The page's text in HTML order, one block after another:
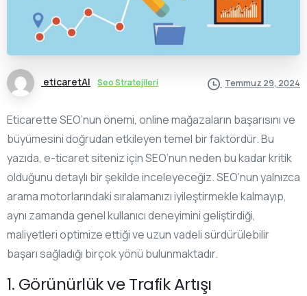
eticaretAI Seo Stratejileri Temmuz 29, 2024
Eticarette SEO’nun önemi, online mağazaların başarısını ve
büyümesini doğrudan etkileyen temel bir faktördür. Bu
yazıda, e-ticaret siteniz için SEO’nun neden bu kadar kritik
olduğunu detaylı bir şekilde inceleyeceğiz. SEO’nun yalnızca
arama motorlarındaki sıralamanızı iyileştirmekle kalmayıp,
aynı zamanda genel kullanıcı deneyimini geliştirdiği,
maliyetleri optimize ettiği ve uzun vadeli sürdürülebilir
başarı sağladığı birçok yönü bulunmaktadır.
1. Görünürlük ve Trafik Artışı